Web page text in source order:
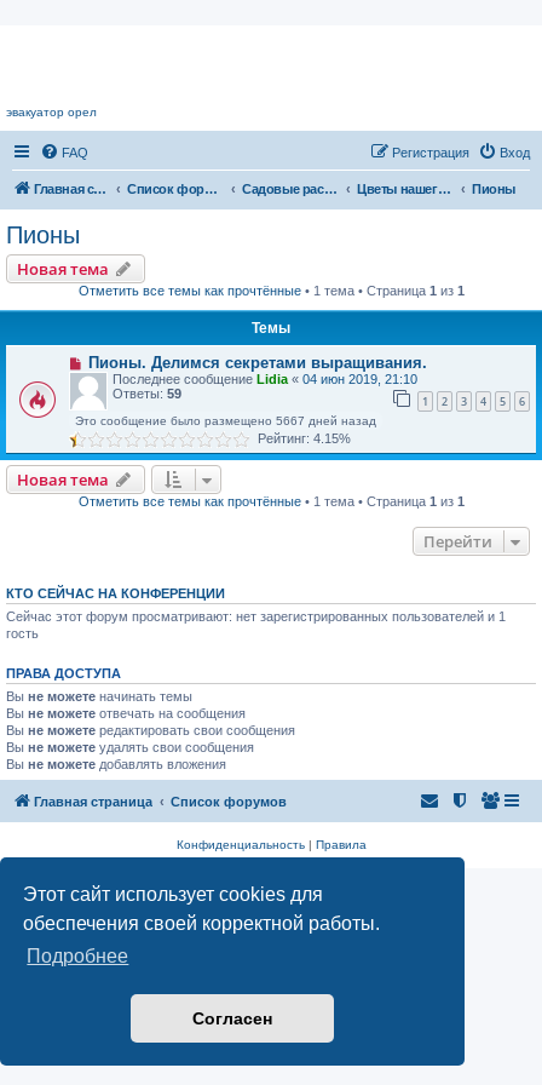
Этот сайт использует cookies для
обеспечения своей корректной работы.
Подробнее
Согласен
эвакуатор орел
FAQ Вход
Регистрация
Главная страница Список форумов Садовые растения Цветы нашего сада Пионы
Пионы
Новая тема
Отметить все темы как прочтённые• 1 тема • Страница 1 из 1
Темы
Пионы. Делимся секретами выращивания.
Последнее сообщение Lidia « 04 июн 2019, 21:10
Ответы: 59 1 2 3 4 5 6
Это сообщение было размещено 5667 дней назад
Рейтинг: 4.15%
Новая тема
Отметить все темы как прочтённые• 1 тема • Страница 1 из 1
Перейти
КТО СЕЙЧАС НА КОНФЕРЕНЦИИ
Сейчас этот форум просматривают: нет зарегистрированных пользователей и 1
гость
ПРАВА ДОСТУПА
Вы не можете начинать темы
Вы не можете отвечать на сообщения
Вы не можете редактировать свои сообщения
Вы не можете удалять свои сообщения
Вы не можете добавлять вложения
Главная страница Список форумов
Конфиденциальность| Правила